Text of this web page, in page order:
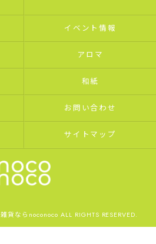
イベント情報
アロマ
和紙
お問い合わせ
サイトマップ
ならnoconoco ALL RIGHTS RESERVED.